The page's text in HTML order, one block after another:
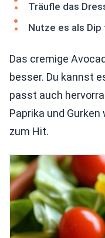
Träufle das
Nutze es als
Das cremige
besser. Du kannst
passt auch
Paprika und
zum Hit.